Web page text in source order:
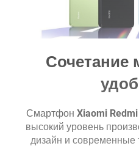
Сочетание
Смартфон Xiaomi
высокий уровень
дизайн и современные